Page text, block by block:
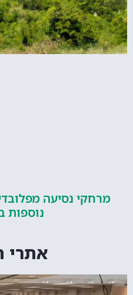
נסיעה מפלובדיב
נוספות
אתרי